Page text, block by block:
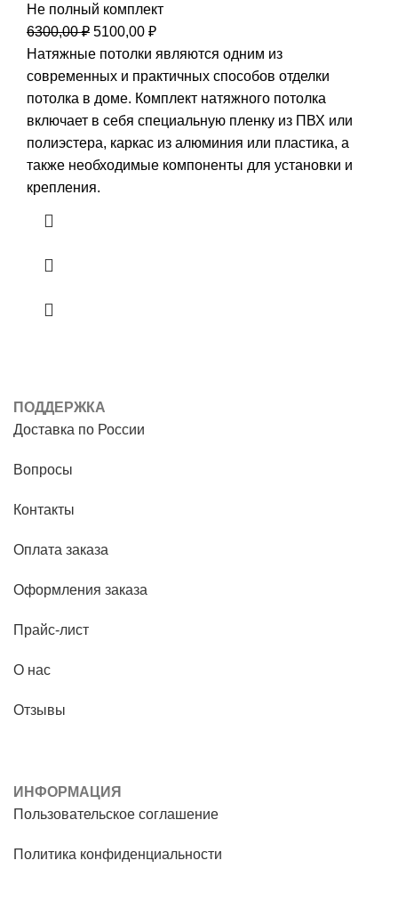
Не полный комплект
6300,00₽ Первоначальная
цена
составляла
6300,00 ₽.
5100,00 ₽Текущая
цена:
5100,00 ₽.
Натяжные потолки являются одним из
современных и практичных способов отделки
потолка в доме. Комплект натяжного потолка
включает в себя специальную пленку из ПВХ или
полиэстера, каркас из алюминия или пластика, а
также необходимые компоненты для установки и
крепления.
ПОДДЕРЖКА
Доставка по России
Вопросы
Контакты
Оплата заказа
Оформления заказа
Прайс-лист
О нас
Отзывы
ИНФОРМАЦИЯ
Пользовательское соглашение
Политика конфиденциальности